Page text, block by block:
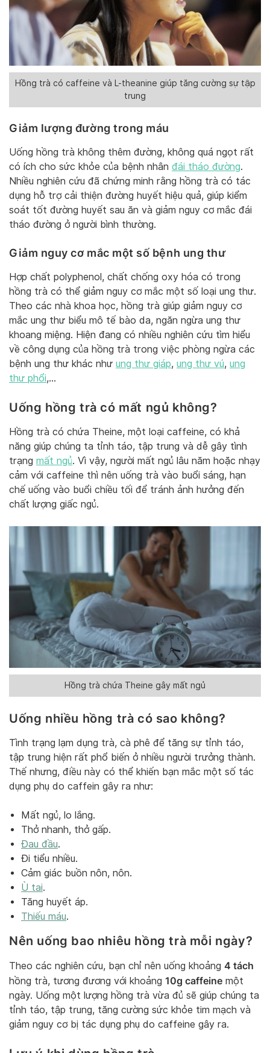
Hồng trà có caffeine và L-theanine giúp tăng cường sự tập
trung
Giảm lượng đường trong máu
Uống hồng trà không thêm đường, không quá ngọt rất
có ích cho sức khỏe của bệnh nhân đái tháo đường.
Nhiều nghiên cứu đã chứng minh rằng hồng trà có tác
dụng hỗ trợ cải thiện đường huyết hiệu quả, giúp kiểm
soát tốt đường huyết sau ăn và giảm nguy cơ mắc đái
tháo đường ở người bình thường.
Giảm nguy cơ mắc một số bệnh ung thư
Hợp chất polyphenol, chất chống oxy hóa có trong
hồng trà có thể giảm nguy cơ mắc một số loại ung thư.
Theo các nhà khoa học, hồng trà giúp giảm nguy cơ
mắc ung thư biểu mô tế bào da, ngăn ngừa ung thư
khoang miệng. Hiện đang có nhiều nghiên cứu tìm hiểu
về công dụng của hồng trà trong việc phòng ngừa các
bệnh ung thư khác như ung thư giáp, ung thư vú, ung
thư phổi,…
Uống hồng trà có mất ngủ không?
Hồng trà có chứa Theine, một loại caffeine, có khả
năng giúp chúng ta tỉnh táo, tập trung và dễ gây tình
trạng mất ngủ. Vì vậy, người mất ngủ lâu năm hoặc nhạy
cảm với caffeine thì nên uống trà vào buổi sáng, hạn
chế uống vào buổi chiều tối để tránh ảnh hưởng đến
chất lượng giấc ngủ.
Hồng trà chứa Theine gây mất ngủ
Uống nhiều hồng trà có sao không?
Tình trạng lạm dụng trà, cà phê để tăng sự tỉnh táo,
tập trung hiện rất phổ biến ở nhiều người trưởng thành.
Thế nhưng, điều này có thể khiến bạn mắc một số tác
dụng phụ do caffein gây ra như:
Mất ngủ, lo lắng.
Thở nhanh, thở gấp.
Đau đầu.
Đi tiểu nhiều.
Cảm giác buồn nôn, nôn.
Ù tai.
Tăng huyết áp.
Thiếu máu.
Nên uống bao nhiêu hồng trà mỗi ngày?
Theo các nghiên cứu, bạn chỉ nên uống khoảng 4 tách
hồng trà, tương đương với khoảng 10g caffeine một
ngày. Uống một lượng hồng trà vừa đủ sẽ giúp chúng ta
tỉnh táo, tập trung, tăng cường sức khỏe tim mạch và
giảm nguy cơ bị tác dụng phụ do caffeine gây ra.